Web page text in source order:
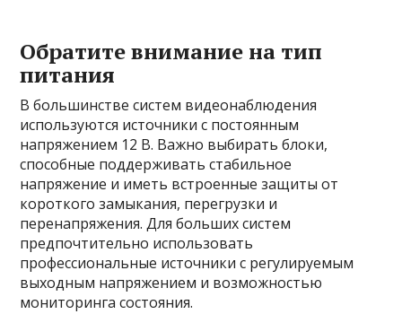
Обратите внимание на тип
питания
В большинстве систем видеонаблюдения
используются источники с постоянным
напряжением 12 В. Важно выбирать блоки,
способные поддерживать стабильное
напряжение и иметь встроенные защиты от
короткого замыкания, перегрузки и
перенапряжения. Для больших систем
предпочтительно использовать
профессиональные источники с регулируемым
выходным напряжением и возможностью
мониторинга состояния.